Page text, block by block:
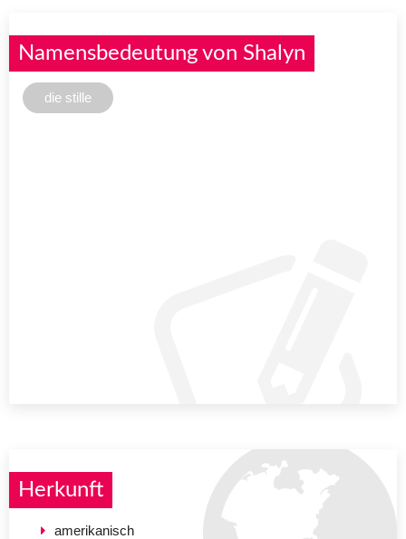
Namensbedeutung von Shalyn
die stille
Herkunft
amerikanisch